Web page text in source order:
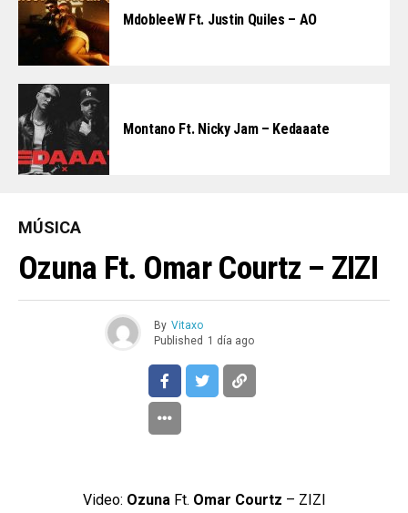
MdobleeW Ft. Justin Quiles – AO
Montano Ft. Nicky Jam – Kedaaate
MÚSICA
Ozuna Ft. Omar Courtz – ZIZI
By Vitaxo
Published 1 día ago
Video: Ozuna Ft. Omar Courtz – ZIZI